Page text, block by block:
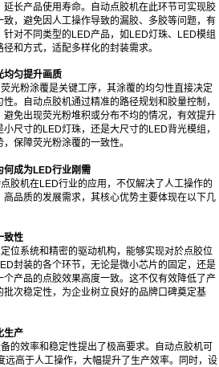
长产品使用寿命。自动点胶机在此环节可实现胶
，避免因人工操作导致的漏胶、多胶等问题，有
对不同类型的LED产品，如LED灯珠、LED模组
和方式，适配多样化的封装需求。
均匀提升画质
光粉涂覆是关键工序，其涂覆的均匀性直接决定
。自动点胶机通过精准的路径规划和胶量控制，
免出现荧光粉堆积或分布不均的情况，有效提升
尺寸的LED灯珠，还是大尺寸的LED背光模组，
保障荧光粉涂覆的一致性。
何成为LED行业刚需
胶机在LED行业的应用，不仅解决了人工操作的
品质的发展需求，其核心优势主要体现在以下几
致性
位系统和精密的驱动机构，能够实现对於点胶位
封装的各个环节，无论是微小芯片的固定，还是
产品的点胶效果高度一致。这不仅有效降低了产
次稳定性，为企业树立良好的品牌口碑奠定基
生产
的效率和稳定性提出了极高要求。自动点胶机可
远高于人工操作，大幅提升了生产效率。同时，设